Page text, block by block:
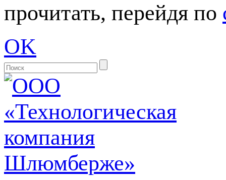
прочитать, перейдя по
OK